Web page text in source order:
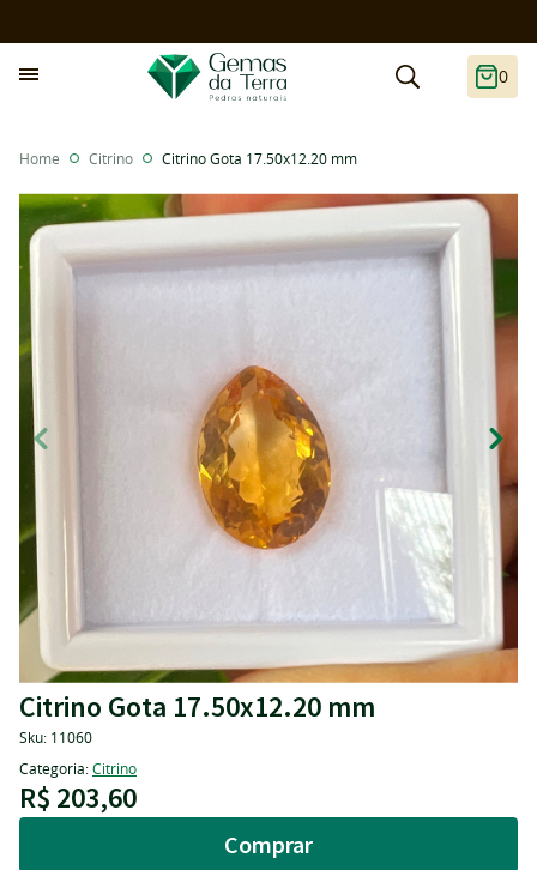
0
Home Citrino Citrino Gota 17.50x12.20 mm
Citrino Gota 17.50x12.20 mm
Sku: 11060
Categoria:Citrino
R$ 203,60
Comprar